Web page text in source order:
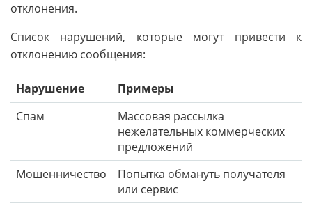
отклонения.
Список нарушений, которые могут привести к
отклонению сообщения:
Нарушение
Примеры
Спам
Массовая рассылка
нежелательных коммерческих
предложений
Мошенничество
Попытка обмануть получателя
или сервис